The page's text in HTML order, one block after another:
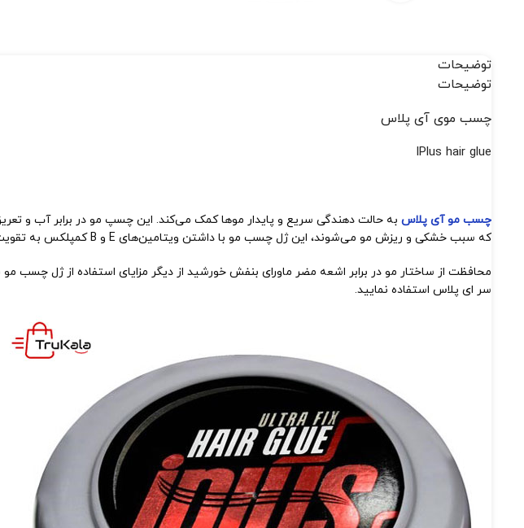
توضیحات
توضیحات
چسب موی آی پلاس
IPlus hair glue
چسب مو آی پلاس به حالت دهندگی سریع و پایدار موها کمک می‌کند. این چسپ مو در برابر آب و
که سبب خشکی و ریزش مو می‌شوند، این ژل چسب مو با داشتن ویتامین‌های E و B کمپلکس به تقویت موها نیز کمک می‌کند.
محافظت از ساختار مو در برابر اشعه مضر ماورای بنفش خورشید از دیگر مزایای استفاده از ژل
سر ای پلاس استفاده نمایید.